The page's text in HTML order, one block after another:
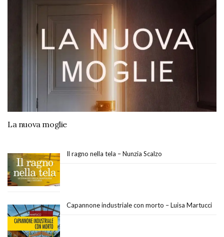
La nuova moglie
Il ragno nella tela – Nunzia Scalzo
Capannone industriale con morto – Luisa Martucci